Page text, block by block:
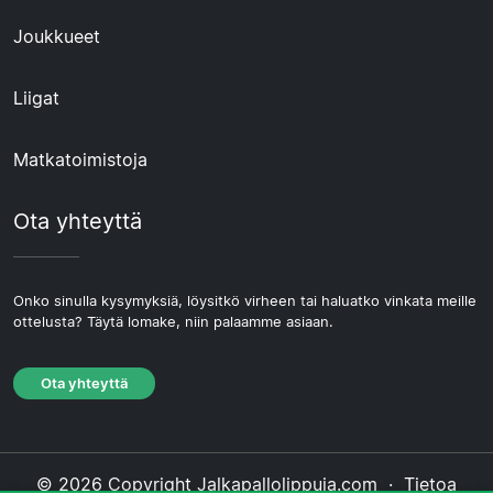
Joukkueet
Liigat
Matkatoimistoja
Ota yhteyttä
Onko sinulla kysymyksiä, löysitkö virheen tai haluatko vinkata meille
ottelusta? Täytä lomake, niin palaamme asiaan.
Ota yhteyttä
© 2026 Copyright Jalkapallolippuja.com · Tietoa